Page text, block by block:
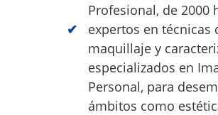
Profesional, de 2000
expertos en técnicas
maquillaje y
especializados en
Personal, para
ámbitos como